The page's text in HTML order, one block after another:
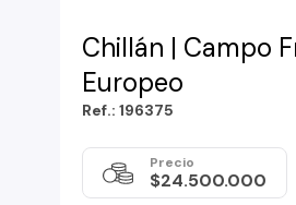
Chillán | Campo
Europeo
Ref.: 196375
Precio
$24.500.000